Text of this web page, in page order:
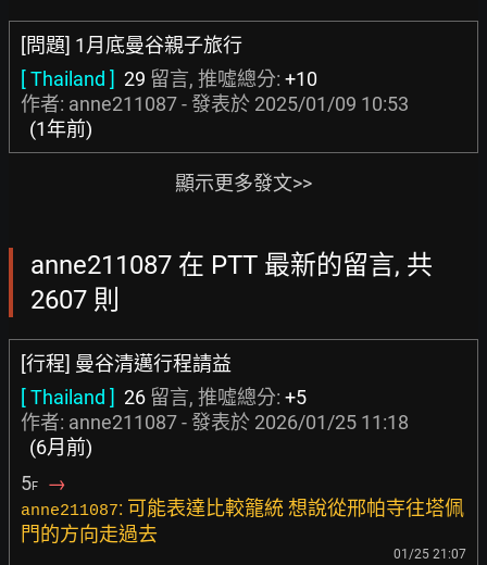
[問題] 1月底曼谷親子旅行
[ Thailand ] 29 留言, 推噓總分: +10
作者: anne211087 - 發表於 2025/01/09 10:53
(1年前)
顯示更多發文>>
anne211087 在 PTT 最新的留言, 共
2607 則
[行程] 曼谷清邁行程請益
[ Thailand ] 26 留言, 推噓總分: +5
作者: anne211087 - 發表於 2026/01/25 11:18
(6月前)
5F →
anne211087: 可能表達比較籠統 想說從邢帕寺往塔佩
門的方向走過去
01/25 21:07